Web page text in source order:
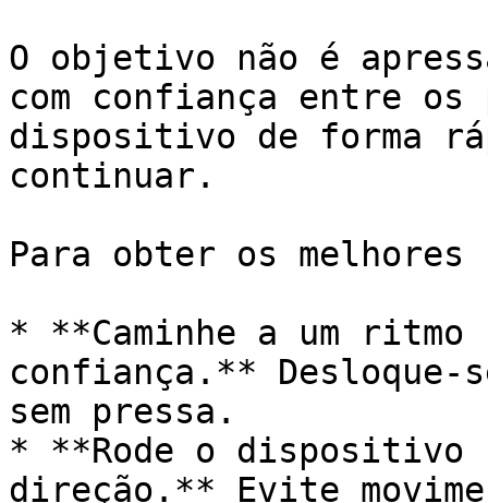
O objetivo não é
com confiança entre
dispositivo de forma
continuar.
Para obter os
* **Caminhe a um ritmo
confiança.** Desloque-
sem pressa.
* **Rode o dispositivo
direção.** Evite